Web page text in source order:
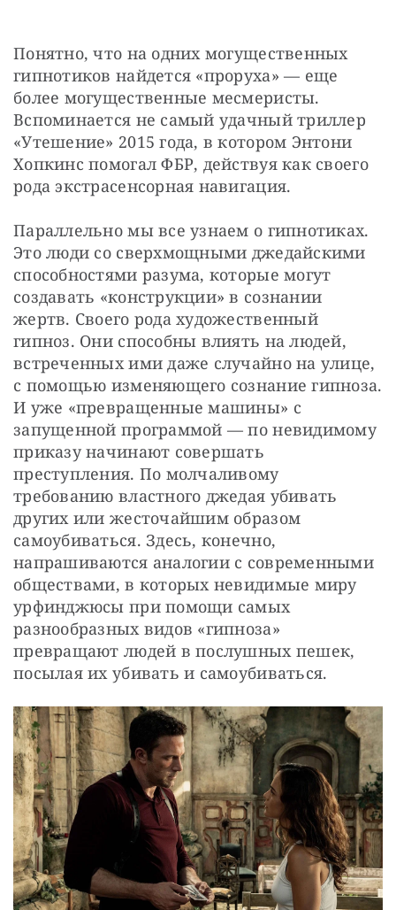
Понятно, что на одних могущественных
гипнотиков найдется «проруха» — еще
более могущественные месмеристы.
Вспоминается не самый удачный триллер
«Утешение» 2015 года, в котором Энтони
Хопкинс помогал ФБР, действуя как своего
рода экстрасенсорная навигация.
Параллельно мы все узнаем о гипнотиках.
Это люди со сверхмощными джедайскими
способностями разума, которые могут
создавать «конструкции» в сознании
жертв. Своего рода художественный
гипноз. Они способны влиять на людей,
встреченных ими даже случайно на улице,
с помощью изменяющего сознание гипноза.
И уже «превращенные машины» с
запущенной программой — по невидимому
приказу начинают совершать
преступления. По молчаливому
требованию властного джедая убивать
других или жесточайшим образом
самоубиваться. Здесь, конечно,
напрашиваются аналогии с современными
обществами, в которых невидимые миру
урфинджюсы при помощи самых
разнообразных видов «гипноза»
превращают людей в послушных пешек,
посылая их убивать и самоубиваться.